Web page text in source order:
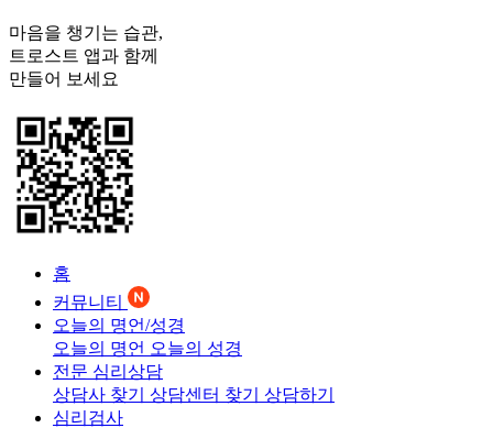
마음을 챙기는 습관,
트로스트 앱과 함께
만들어 보세요
홈
커뮤니티
오늘의 명언/성경
오늘의 명언 오늘의 성경
전문 심리상담
상담사 찾기 상담센터 찾기 상담하기
심리검사